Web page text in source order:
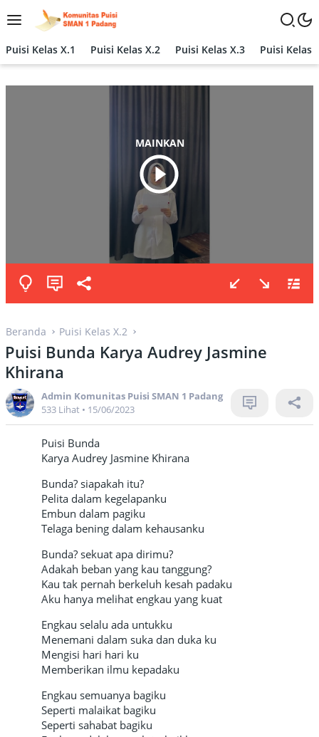
Langsung
ke
Puisi Kelas X.1
Puisi Kelas X.2 Puisi Kelas X.3 Puisi Kelas
MAINKAN
Beranda Puisi Kelas X.2
Puisi Bunda Karya Audrey Jasmine
Khirana
Admin Komunitas Puisi SMAN 1 Padang
533 Lihat • 15/06/2023
Puisi Bunda
Karya Audrey Jasmine Khirana
Bunda? siapakah itu?
Pelita dalam kegelapanku
Embun dalam pagiku
Telaga bening dalam kehausanku
Bunda? sekuat apa dirimu?
Adakah beban yang kau tanggung?
Kau tak pernah berkeluh kesah padaku
Aku hanya melihat engkau yang kuat
Engkau selalu ada untukku
Menemani dalam suka dan duka ku
Mengisi hari hari ku
Memberikan ilmu kepadaku
Engkau semuanya bagiku
Seperti malaikat bagiku
Seperti sahabat bagiku